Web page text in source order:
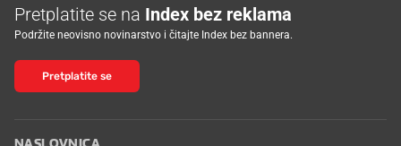
Pretplatite se na Index bez reklama
Podržite neovisno novinarstvo i čitajte Index bez bannera.
Pretplatite se
NASLOVNICA